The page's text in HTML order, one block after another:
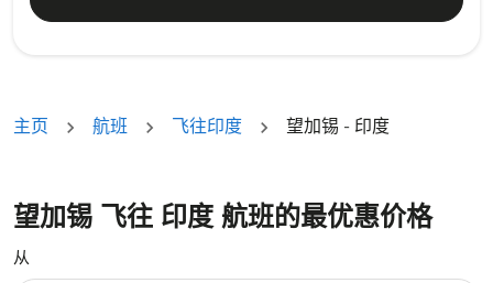
主页 航班 飞往印度 望加锡 - 印度
望加锡 飞往 印度 航班的最优惠价格
从